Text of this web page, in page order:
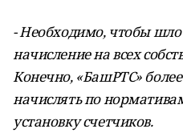
- Необходимо, чтобы
начисление на всех
Конечно, «БашРТС»
начислять по
установку счетчиков.